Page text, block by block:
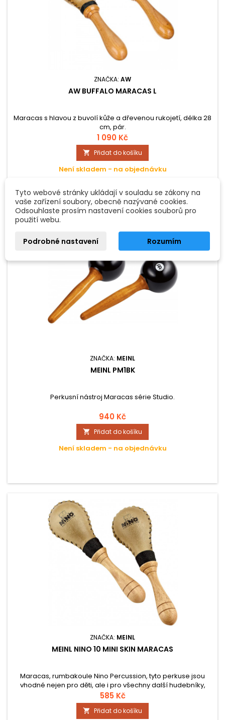
ZNAČKA: AW
AW BUFFALO MARACAS L
Maracas s hlavou z buvolí kůže a dřevenou rukojetí, délka 28
cm, pár.
1 090 Kč
 Přidat do košíku
Není skladem - na objednávku
ZNAČKA: MEINL
MEINL PM1BK
Perkusní nástroj Maracas série Studio.
940 Kč
 Přidat do košíku
Není skladem - na objednávku
ZNAČKA: MEINL
MEINL NINO 10 MINI SKIN MARACAS
Maracas, rumbakoule Nino Percussion, tyto perkuse jsou
vhodné nejen pro děti, ale i pro všechny další hudebníky,
kteří hledají levné, ale kvalitní nástroje. Konkrétně tento
model je vyroben z kůže, aby měl kulatý, teplý a přirozený
zvuk. Jejich držadla jsou ergonomicky tvarovaná, aby se na
585 Kč
 Přidat do košíku
Tyto webové stránky ukládají v souladu se zákony na
vaše zařízení soubory, obecně nazývané cookies.
Odsouhlaste prosím nastavení cookies souborů pro
použití webu.
Podrobné nastavení Rozumím